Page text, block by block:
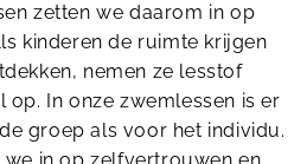
zetten we daarom in op
kinderen de ruimte krijgen
nemen ze lesstof
op. In onze zwemlessen is er
groep als voor het individu.